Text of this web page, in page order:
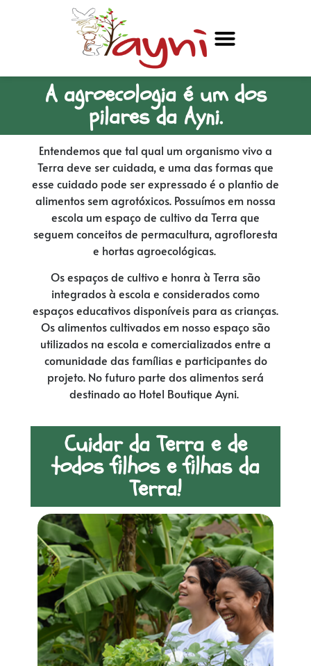
A agroecologia é um dos
pilares da Ayni.
Entendemos que tal qual um organismo vivo a
Terra deve ser cuidada, e uma das formas que
esse cuidado pode ser expressado é o plantio de
alimentos sem agrotóxicos. Possuímos em nossa
escola um espaço de cultivo da Terra que
seguem conceitos de permacultura, agrofloresta
e hortas agroecológicas.
Os espaços de cultivo e honra à Terra são
integrados à escola e considerados como
espaços educativos disponíveis para as crianças.
Os alimentos cultivados em nosso espaço são
utilizados na escola e comercializados entre a
comunidade das famílias e participantes do
projeto. No futuro parte dos alimentos será
destinado ao Hotel Boutique Ayni.
Cuidar da Terra e de
todos filhos e filhas da
Terra!